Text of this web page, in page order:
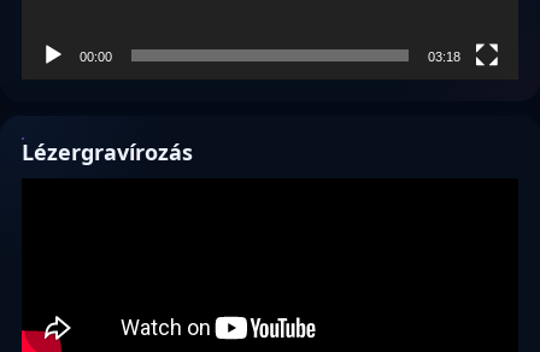
00:00 03:18
Lézergravírozás